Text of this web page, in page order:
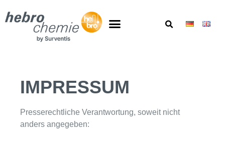
IMPRESSUM
Presserechtliche Verantwortung, soweit nicht
anders angegeben: